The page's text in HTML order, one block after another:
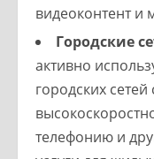
видеоконтент и
Городские
активно
городских
телефонию и